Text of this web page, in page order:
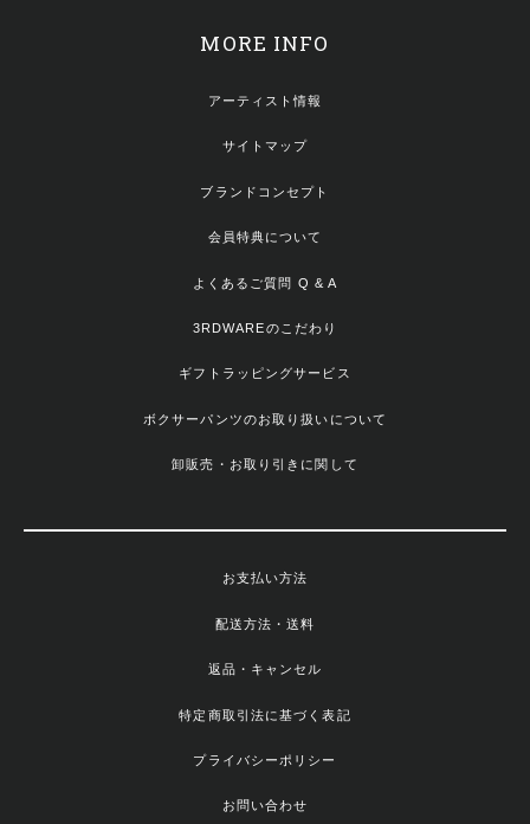
MORE INFO
アーティスト情報
サイトマップ
ブランドコンセプト
会員特典について
よくあるご質問 Q & A
3RDWAREのこだわり
ギフトラッピングサービス
ボクサーパンツのお取り扱いについて
卸販売・お取り引きに関して
お支払い方法
配送方法・送料
返品・キャンセル
特定商取引法に基づく表記
プライバシーポリシー
お問い合わせ